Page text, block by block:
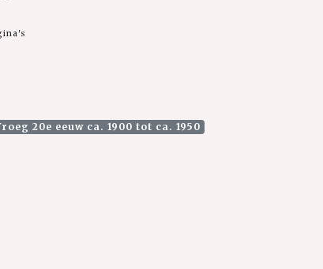
20e eeuw ca. 1900 tot ca. 1950